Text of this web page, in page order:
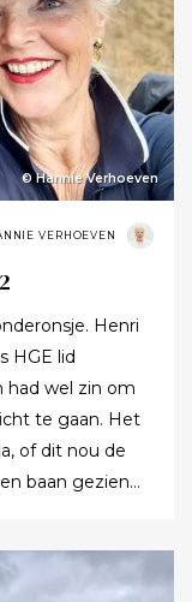
© Hannie Verhoeven
VERHOEVEN
HGE lid
had wel zin om
te gaan. Het
best gedaan